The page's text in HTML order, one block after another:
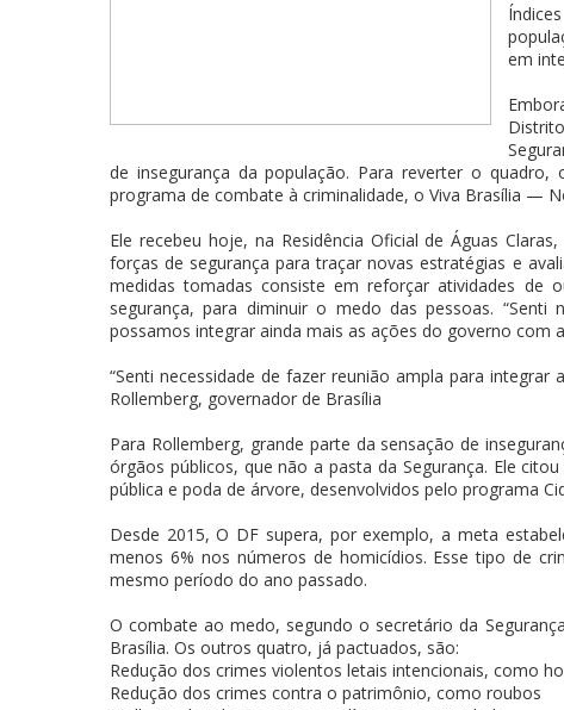
em
de insegurança da população. Para reverter o
programa de combate à criminalidade, o Viva Brasília —
Ele recebeu hoje, na Residência Oficial de Águas
forças de segurança para traçar novas estratégias e
medidas tomadas consiste em reforçar atividades de
segurança, para diminuir o medo das pessoas.
possamos integrar ainda mais as ações do governo com
“Senti necessidade de fazer reunião ampla para
Rollemberg, governador de Brasília
Para Rollemberg, grande parte da sensação de
órgãos públicos, que não a pasta da Segurança. Ele
pública e poda de árvore, desenvolvidos pelo programa
Desde 2015, O DF supera, por exemplo, a meta
menos 6% nos números de homicídios. Esse tipo de
mesmo período do ano passado.
O combate ao medo, segundo o secretário da
Brasília. Os outros quatro, já pactuados, são:
Redução dos crimes violentos letais intencionais, como
Redução dos crimes contra o patrimônio, como roubos